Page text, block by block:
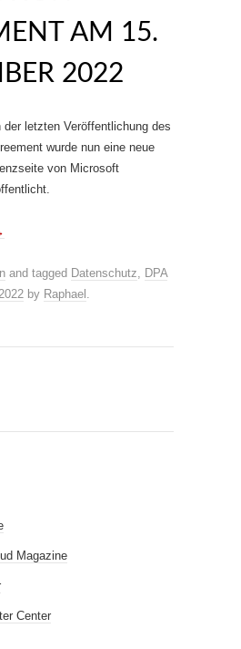
AM 15.
2022
letzten Veröffentlichung des
wurde nun eine neue
von Microsoft
and tagged Datenschutz, DPA
by Raphael .
Magazine
Center